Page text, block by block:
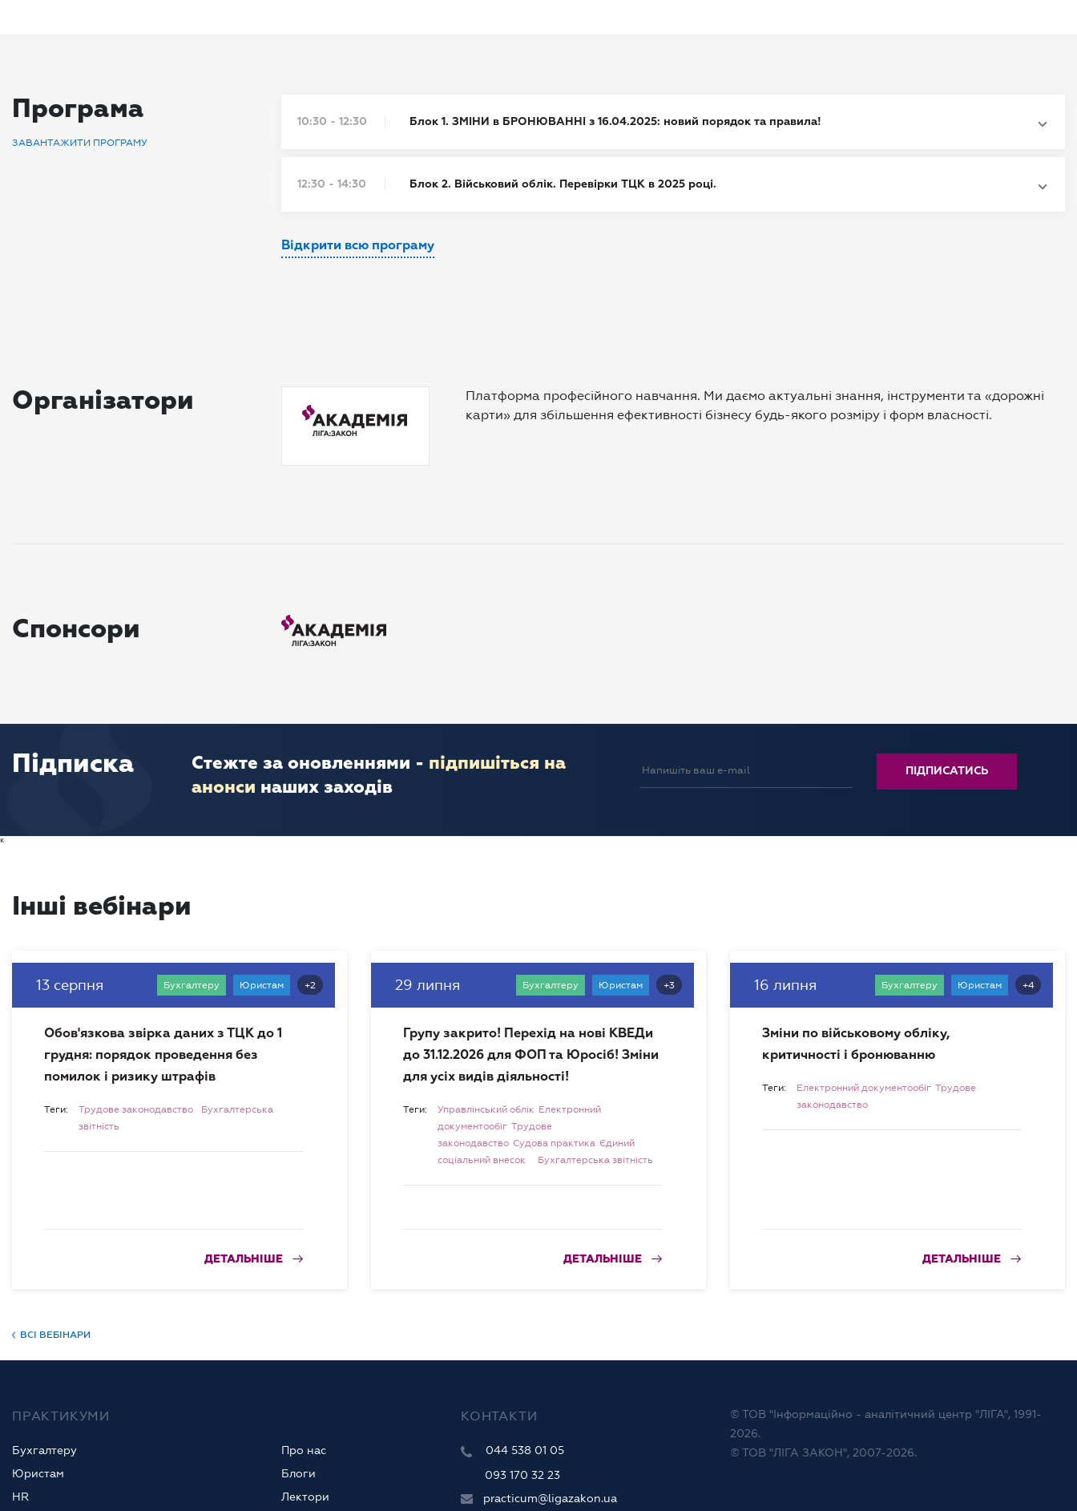
Програма
ЗАВАНТАЖИТИ ПРОГРАМУ
10:30 - 12:30 Блок 1. ЗМІНИ в БРОНЮВАННІ з 16.04.2025: новий порядок та правила!
12:30 - 14:30 Блок 2. Військовий облік. Перевірки ТЦК в 2025 році.
Відкрити всю програму
Організатори
Платформа професійного навчання. Ми даємо актуальні знання, інструменти та «дорожні
карти» для збільшення ефективності бізнесу будь-якого розміру і форм власності.
Спонсори
Підписка Стежте за оновленнями - підпишіться на
анонси наших заходів
к
Інші вебінари
13 серпня Бухгалтеру Юристам +2
Обов'язкова звірка даних з ТЦК до 1
грудня: порядок проведення без
помилок і ризику штрафів
Теги: Трудове законодавство
Бухгалтерська
звітність
ДЕТАЛЬНІШЕ
29 липня Бухгалтеру Юристам +3
Групу закрито! Перехід на нові КВЕДи
до 31.12.2026 для ФОП та Юросіб! Зміни
для усіх видів діяльності!
Теги: Управлінський облік Електронний
документообіг Трудове
законодавство Судова практика Єдиний
соціальний внесок
Бухгалтерська звітність
ДЕТАЛЬНІШЕ
16 липня Бухгалтеру Юристам +4
Зміни по військовому обліку,
критичності і бронюванню
Теги: Електронний документообіг Трудове
законодавство
ДЕТАЛЬНІШЕ
ВСІ ВЕБІНАРИ
ПРАКТИКУМИ
Бухгалтеру
Юристам
HR
Про нас
Блоги
Лектори
КОНТАКТИ
044 538 01 05
093 170 32 23
practicum@ligazakon.ua
© ТОВ "Інформаційно - аналітичний центр "ЛІГА", 1991-
2026.
© ТОВ "ЛІГА ЗАКОН", 2007-2026.